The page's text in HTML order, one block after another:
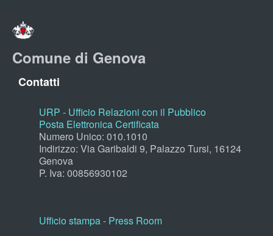
Comune di Genova
Contatti
URP - Ufficio Relazioni con il Pubblico
Posta Elettronica Certificata
Numero Unico: 010.1010
Indirizzo: Via Garibaldi 9, Palazzo Tursi, 16124
Genova
P. Iva: 00856930102
Ufficio stampa - Press Room